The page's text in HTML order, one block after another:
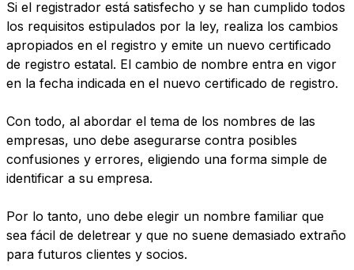
Si el registrador está satisfecho y se han cumplido todos
los requisitos estipulados por la ley, realiza los cambios
apropiados en el registro y emite un nuevo certificado
de registro estatal. El cambio de nombre entra en vigor
en la fecha indicada en el nuevo certificado de registro.
Con todo, al abordar el tema de los nombres de las
empresas, uno debe asegurarse contra posibles
confusiones y errores, eligiendo una forma simple de
identificar a su empresa.
Por lo tanto, uno debe elegir un nombre familiar que
sea fácil de deletrear y que no suene demasiado extraño
para futuros clientes y socios.